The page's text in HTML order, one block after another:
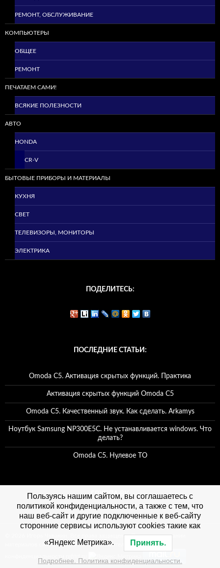
РЕМОНТ, ОБСЛУЖИВАНИЕ
КОМПЬЮТЕРЫ
ОБЩЕЕ
РЕМОНТ
ПЕЧАТАЕМ САМИ!
ВСЯКИЕ ПОЛЕЗНОСТИ
АВТО
HONDA
CR-V
БЫТОВЫЕ ПРИБОРЫ И МАТЕРИАЛЫ
КУХНЯ
СВЕТ
ТЕЛЕВИЗОРЫ, МОНИТОРЫ
ЭЛЕКТРИКА
ПОДЕЛИТЕСЬ:
ПОСЛЕДНИЕ СТАТЬИ:
Omoda C5. Активация скрытых функций. Практика
Активация скрытых функций Omoda C5
Omoda C5. Качественный звук. Как сделать. Arkamys
Ноутбук Samsung NP300E5C. Не устанавливается windows. Что
делать?
Omoda C5. Нулевое ТО
ГРУППА ВК
© 2026 Игорь Чувакин. Все права защищены. При использовании
материалов сайта, ссылка на сайт обязательна. Политика
Пользуясь нашим сайтом, вы соглашаетесь с
политикой конфиденциальности, а также с тем, что
наш веб-сайт и другие подключенные к веб-сайту
сторонние сервисы используют cookies такие как
«Яндекс Метрика». Принять.
Подробнее. Политика конфиденциальности.